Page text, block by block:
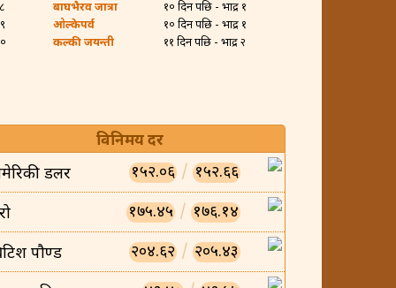
बाघभैरव जात्रा
१० दिन पछि - भाद्र १
ओल्केपर्व
१० दिन पछि - भाद्र १
कल्की जयन्ती
११ दिन पछि - भाद्र २
विनिमय दर
डलर १५२.०६ / १५२.६६
१७५.४५ / १७६.१४
पौण्ड २०४.६२ / २०५.४३